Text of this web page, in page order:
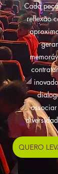
Cada
reflexão
QUERO